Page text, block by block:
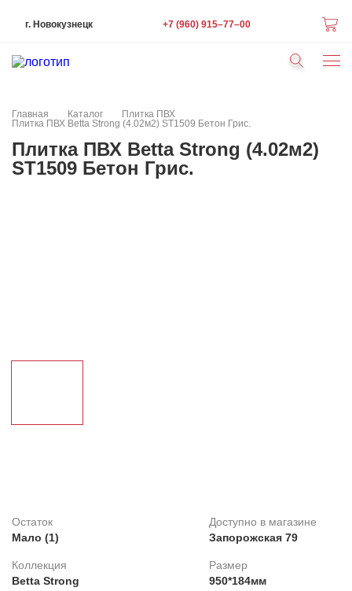
г. Новокузнецк +7 (960) 915–77–00
Флизелиновые обои 1,06х10
Кварц-виниловая плитка
Краска Hygge
Клей
Обои под покраску
Плитка ПВХ
Фотопанно
Главная Каталог
Плитка ПВХ
Плитка ПВХ Betta Strong (4.02м2) ST1509 Бетон Грис.
Плитка ПВХ Betta Strong (4.02м2)
ST1509 Бетон Грис.
Остаток
Мало (1)
Доступно в магазине
Запорожская 79
Коллекция
Betta Strong
Размер
950*184мм